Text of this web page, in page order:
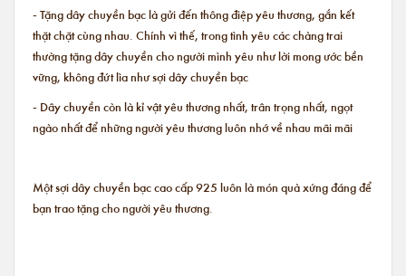
- Tặng dây chuyền bạc là gửi đến thông điệp yêu thương, gắn kết
thặt chặt cùng nhau. Chính vì thế, trong tình yêu các chàng trai
thường tặng dây chuyền cho người mình yêu như lời mong ước bền
vững, không đứt lìa như sợi dây chuyền bạc
- Dây chuyền còn là kỉ vật yêu thương nhất, trân trọng nhất, ngọt
ngào nhất để những người yêu thương luôn nhớ về nhau mãi mãi
Một sợi dây chuyền bạc cao cấp 925 luôn là món quà xứng đáng để
bạn trao tặng cho người yêu thương.